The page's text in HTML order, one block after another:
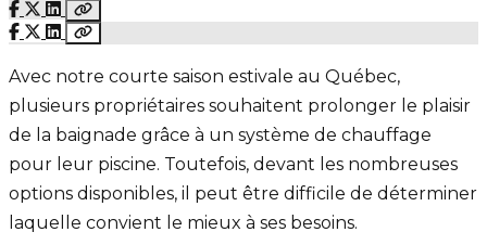
Avec notre courte saison estivale au Québec,
plusieurs propriétaires souhaitent prolonger le plaisir
de la baignade grâce à un système de chauffage
pour leur piscine. Toutefois, devant les nombreuses
options disponibles, il peut être difficile de déterminer
laquelle convient le mieux à ses besoins.